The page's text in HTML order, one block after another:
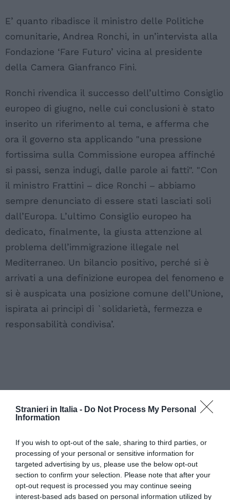
Stranieri in Italia - Do Not Process My Personal
Information
If you wish to opt-out of the sale, sharing to third parties, or
processing of your personal or sensitive information for
targeted advertising by us, please use the below opt-out
section to confirm your selection. Please note that after your
opt-out request is processed you may continue seeing
interest-based ads based on personal information utilized by
E’ quanto ribadisce il ministro delle Politiche
comunitarie, Andrea Ronchi, in un’intervista alla
Fondazione ‘Fare Futuro’ vicina al presidente
della Camera Gianfranco Fini.
Ronchi rivendica il successo dell’ultimo Consiglio
europeo di giugno, nelle cui conclusioni è stato
inserito un riferimento al tema, e afferma che
ora il governo sta applicando "una pressione
fortissima sulla Commissione europea affinché
si passi, senza indugi, dalle parole ai fatti". "Con
il ministro Frattini – dice Ronchi – abbiamo
sempre denunciato di essere stati lasciati soli
dall’Europa. L’ultimo Consiglio europeo ha
dedicato, finalmente, la giusta attenzione al
problema dell’immigrazione illegale nel
Mediterraneo. Un bilancio positivo, perché si è
arrivati a una definizione europea del fenomeno e
si è auspicata una posizione comune dell’Unione,
ispirata ai principi di `solidarietà, fermezza e
responsabilità condivisa’.